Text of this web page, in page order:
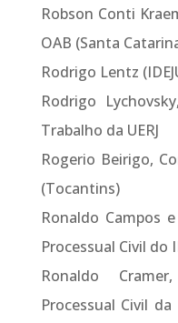
Robson Conti
OAB (Santa
Rodrigo Lentz
Rodrigo
Trabalho da UERJ
Rogerio Beirigo,
(Tocantins)
Ronaldo Campos
Processual Civil do
Ronaldo
Processual Civil da